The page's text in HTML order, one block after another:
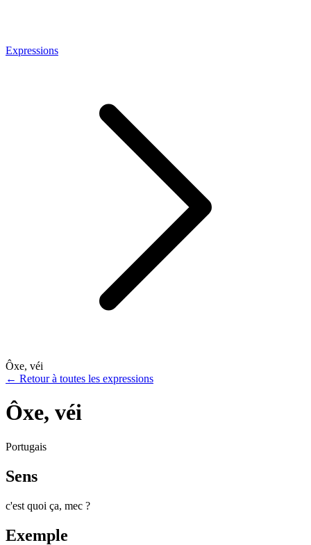
Expressions
Ôxe, véi
← Retour à toutes les expressions
Ôxe, véi
Portugais
Sens
c'est quoi ça, mec ?
Exemple